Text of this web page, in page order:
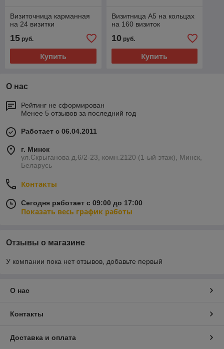
Визиточница карманная
на 24 визитки
15 руб.
Купить
Визитница А5 на кольцах
на 160 визиток
10руб.
Купить
О нас
Рейтинг не сформирован
Менее 5 отзывов за последний год
Работает с 06.04.2011
г. Минск
ул.Скрыганова д.6/2-23, комн.2120 (1-ый этаж), Минск,
Беларусь
Контакты
Сегодня работает с 09:00 до 17:00
Показать весь график работы
Отзывы о магазине
У компании пока нет отзывов, добавьте первый
О нас
Контакты
Доставка и оплата